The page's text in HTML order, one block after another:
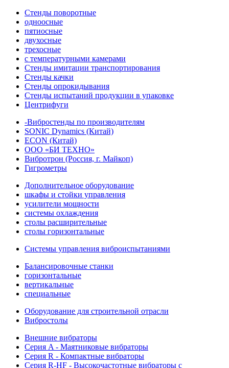
Стенды поворотные
одноосные
пятиосные
двухосные
трехосные
с температурными камерами
Стенды имитации транспортирования
Стенды качки
Стенды опрокидывания
Стенды испытаний продукции в упаковке
Центрифуги
-Вибростенды по производителям
SONIC Dynamics (Китай)
ECON (Китай)
ООО «БИ ТЕХНО»
Вибротрон (Россия, г. Майкоп)
Гигрометры
Дополнительное оборудование
шкафы и стойки управления
усилители мощности
системы охлаждения
столы расширительные
столы горизонтальные
Системы управления виброиспытаниями
Балансировочные станки
горизонтальные
вертикальные
специальные
Оборудование для строительной отрасли
Вибростолы
Внешние вибраторы
Серия A - Маятниковые вибраторы
Серия R - Компактные вибраторы
Серия R-HF - Высокочастотные вибраторы с